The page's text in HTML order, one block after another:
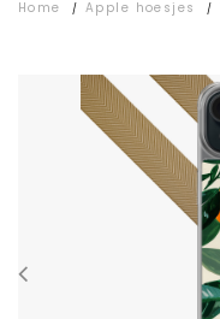
Home / Apple hoesjes /